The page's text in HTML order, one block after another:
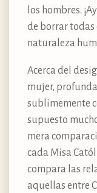
los hombres.
de borrar todas
naturaleza
Acerca del
mujer,
sublimemente
supuesto
mera
cada Misa
compara las
aquellas entre